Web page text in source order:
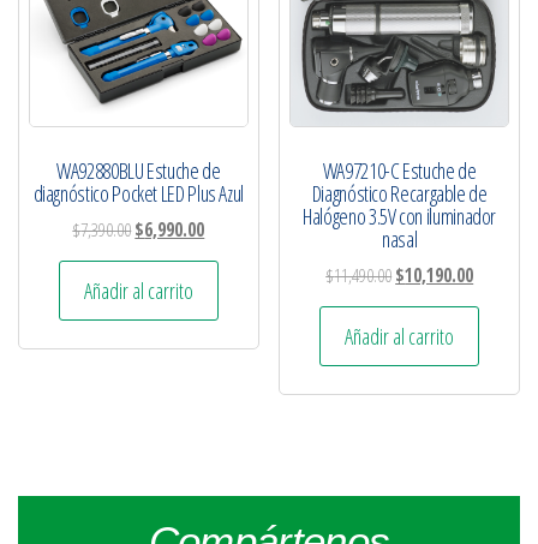
WA92880BLU Estuche de
diagnóstico Pocket LED Plus Azul
$7,390.00$6,990.00
Añadir al carrito
WA97210-C Estuche de
Diagnóstico Recargable de
Halógeno 3.5V con iluminador
nasal
$11,490.00$10,190.00
Añadir al carrito